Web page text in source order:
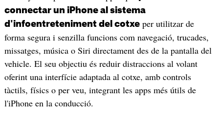
connectar un iPhone al sistema
d'infoentreteniment del cotxeper utilitzar de
forma segura i senzilla funcions com navegació, trucades,
missatges, música o Siri directament des de la pantalla del
vehicle. El seu objectiu és reduir distraccions al volant
oferint una interfície adaptada al cotxe, amb controls
tàctils, físics o per veu, integrant les apps més útils de
l'iPhone en la conducció.